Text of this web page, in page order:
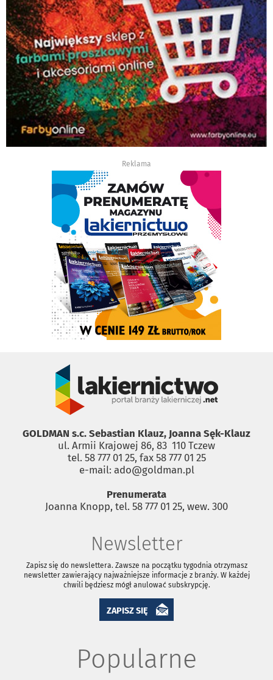
Reklama
GOLDMAN s.c. Sebastian Klauz, Joanna Sęk-Klauz
ul. Armii Krajowej 86, 83 ­ 110 Tczew
tel. 58 777 01 25, fax 58 777 01 25
e-mail: ado@goldman.pl
Prenumerata
Joanna Knopp, tel. 58 777 01 25, wew. 300
Newsletter
Zapisz się do newslettera. Zawsze na początku tygodnia otrzymasz
newsletter zawierający najważniejsze informacje z branży. W każdej
chwili będziesz mógł anulować subskrypcję.
ZAPISZ SIĘ
Popularne